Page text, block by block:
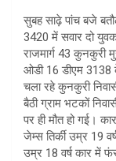
सुबह साढ़े पांच बजे
3420 में सवार दो युवक
राजमार्ग 43 कुनकुरी
ओडी 16 डीएम 3138
चला रहे कुनकुरी
बैठी ग्राम भटकों
पर ही मौत हो गई।
जेम्स तिर्की उम्र 19
उम्र 18 वर्ष कार में